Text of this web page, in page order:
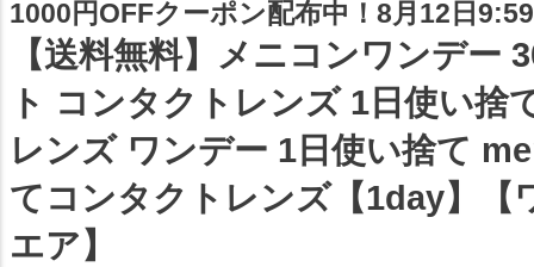
1000円OFFクーポン配布中！8月12日
【送料無料】メニコンワンデー
ト コンタクトレンズ 1日使い捨
レンズ ワンデー 1日使い捨て
てコンタクトレンズ【1day】【
エア】